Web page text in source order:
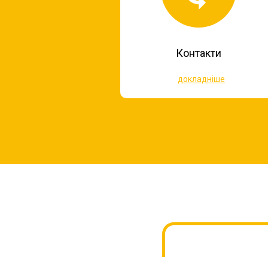
Контакти
докладніше